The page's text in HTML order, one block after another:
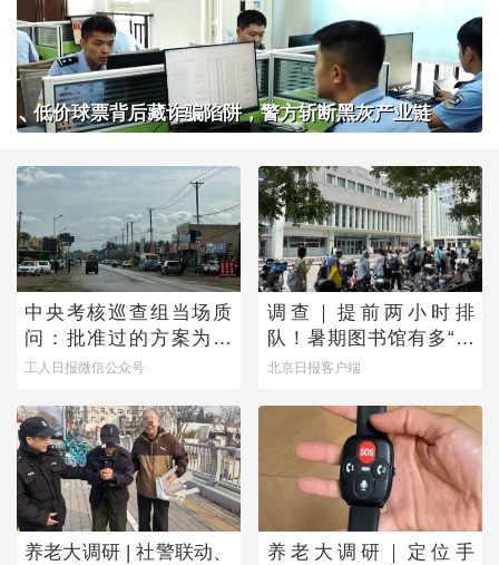
低价球票背后藏诈骗陷阱，警方斩断黑灰产业链
中央考核巡查组当场质
问：批准过的方案为何
不执行？
工人日报微信公众号
调查｜提前两小时排
队！暑期图书馆有多“一
座难求”？
北京日报客户端
养老大调研 | 社警联动、
养老大调研｜定位手